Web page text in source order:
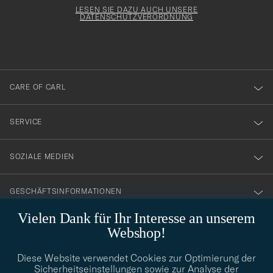
Vielen Dank für Ihr Interesse an unserem
Webshop!
Diese Website verwendet Cookies zur Optimierung der
Sicherheitseinstellungen sowie zur Analyse der
dig
till
vårt
nyhetsbrev!
LESEN SIE DAZU AUCH UNSERE
DATENSCHUTZVERORDNUNG
CARE OF CARL
SERVICE
SOZIALE MEDIEN
GESCHÄFTSINFORMATIONEN
Benötigen Sie Hilfe bei der Suche nach Ihrem persönlichen Stil?